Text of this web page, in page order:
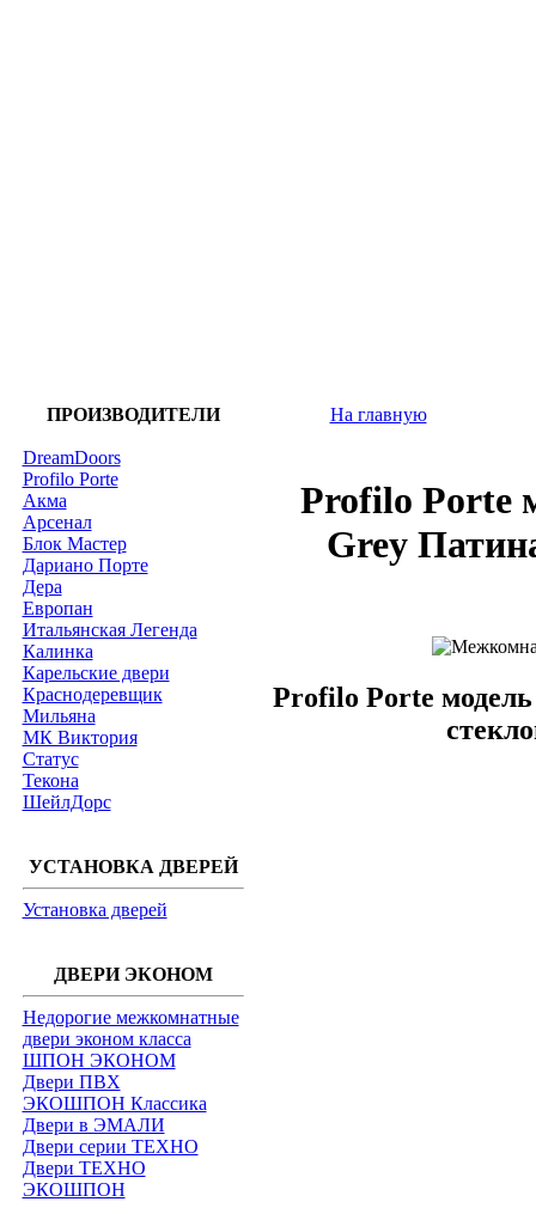
ПРОИЗВОДИТЕЛИ
DreamDoors
Profilo Porte
Акма
Арсенал
Блок Мастер
Дариано Порте
Дера
Европан
Итальянская Легенда
Калинка
Карельские двери
Краснодеревщик
Мильяна
МК Виктория
Статус
Текона
ШейлДорс
УСТАНОВКА ДВЕРЕЙ
Установка дверей
ДВЕРИ ЭКОНОМ
Недорогие межкомнатные
двери эконом класса
ШПОН ЭКОНОМ
Двери ПВХ
ЭКОШПОН Классика
Двери в ЭМАЛИ
Двери серии ТЕХНО
Двери ТЕХНО
ЭКОШПОН
На главную
Profilo Porte
Grey
Profilo Porte